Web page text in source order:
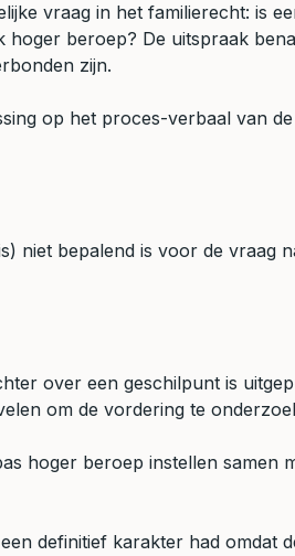
vraag in het familierecht: is
beroep? De uitspraak
zijn.
op het proces-verbaal van
niet bepalend is voor de vraag
over een geschilpunt is
om de vordering te
hoger beroep instellen samen
definitief karakter had omdat